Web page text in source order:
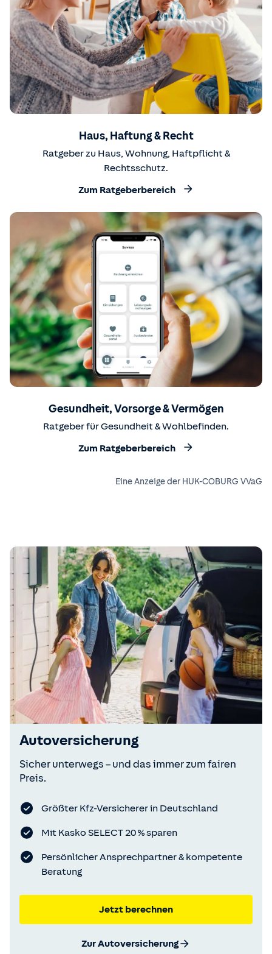
Haus, Haftung & Recht
Ratgeber zu Haus, Wohnung, Haftpflicht &
Rechtsschutz.
Zum Ratgeberbereich
Gesundheit, Vorsorge & Vermögen
Ratgeber für Gesundheit & Wohlbefinden.
Zum Ratgeberbereich
Eine Anzeige der HUK-COBURG VVaG
Autoversicherung
Sicher unterwegs – und das immer zum fairen
Preis.
Größter Kfz-Versicherer in Deutschland
Mit Kasko SELECT 20 % sparen
Persönlicher Ansprechpartner & kompetente
Beratung
Jetzt berechnen
Zur Autoversicherung